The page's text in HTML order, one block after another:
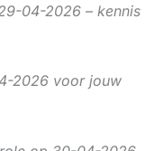
04-2026 – kennis
2026 voor jouw